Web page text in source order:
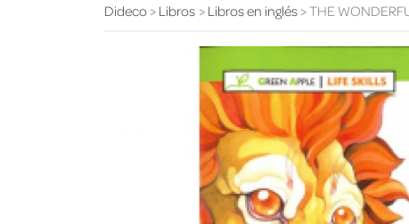
Dideco Libros Libros en inglés THE